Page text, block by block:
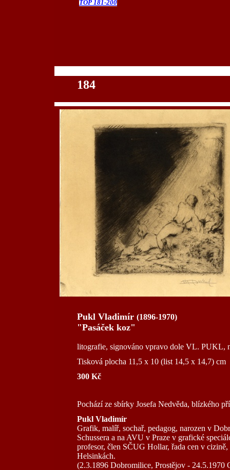
TOP 181-200
184
Pukl Vladimír (1896-1970)
"Pasáček koz"
litografie, signováno vpravo dole VL. PUKL,
Tisková plocha 11,5 x 10 (list 14,5 x 14,7) cm
300 Kč
Pochází ze sbírky Josefa Nedvěda, blízkého
Pukl Vladimír
Grafik, malíř, sochař, pedagog, narozen v
Schussera a na AVU v Praze v grafické
profesor, člen SČUG Hollar, řada cen v
Helsinkách.
(2.3.1896 Dobromilice, Prostějov - 24.5.1970